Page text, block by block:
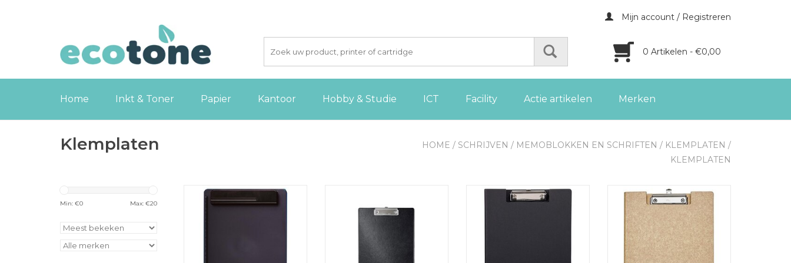
Mijn account / Registreren
0 Artikelen - €0,00
Home Inkt & Toner Papier Kantoor Hobby & Studie ICT Facility Actie artikelen Merken
Klemplaten HOME / SCHRIJVEN / MEMOBLOKKEN EN SCHRIFTEN / KLEMPLATEN /
KLEMPLATEN
Min: €0 Max: €20
MAUL klemplaat Go ECO A4
staand met penhouder, zwart
Maul klembordmap
MAULbalance karton A4 staand
Maul klembordmap
MAULbalance karton A4 staand
houtnerf
TOEVOEGEN AAN
WINKELWAGEN